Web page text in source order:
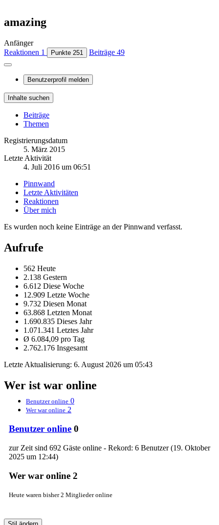
amazing
Anfänger
Reaktionen 1 Punkte 251 Beiträge 49
Benutzerprofil melden
Inhalte suchen
Beiträge
Themen
Registrierungsdatum
5. März 2015
Letzte Aktivität
4. Juli 2016 um 06:51
Pinnwand
Letzte Aktivitäten
Reaktionen
Über mich
Es wurden noch keine Einträge an der Pinnwand verfasst.
Aufrufe
562 Heute
2.138 Gestern
6.612 Diese Woche
12.909 Letzte Woche
9.732 Diesen Monat
63.868 Letzten Monat
1.690.835 Dieses Jahr
1.071.341 Letztes Jahr
Ø 6.084,09 pro Tag
2.762.176 Insgesamt
Letzte Aktualisierung: 6. August 2026 um 05:43
Wer ist war online
Benutzer online 0
Wer war online 2
Benutzer online 0
zur Zeit sind 692 Gäste online - Rekord: 6 Benutzer (19. Oktober
2025 um 12:44)
Wer war online 2
Heute waren bisher 2 Mitglieder online